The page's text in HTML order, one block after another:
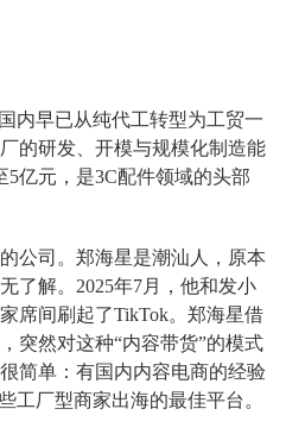
内早已从纯代工转型为工贸一
的研发、开模与规模化制造能
亿元，是3C配件领域的头部
公司。郑海星是潮汕人，原本
了解。2025年7月，他和发小
席间刷起了TikTok。郑海星借
突然对这种“内容带货”的模式
简单：有国内内容电商的经验
工厂型商家出海的最佳平台。